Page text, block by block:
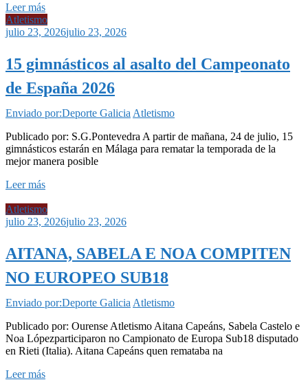
Leer más
Atletismo
julio 23, 2026julio 23, 2026
15 gimnásticos al asalto del Campeonato
de España 2026
Enviado por:Deporte Galicia Atletismo
Publicado por: S.G.Pontevedra A partir de mañana, 24 de julio, 15
gimnásticos estarán en Málaga para rematar la temporada de la
mejor manera posible
Leer más
Atletismo
julio 23, 2026julio 23, 2026
AITANA, SABELA E NOA COMPITEN
NO EUROPEO SUB18
Enviado por:Deporte Galicia Atletismo
Publicado por: Ourense Atletismo Aitana Capeáns, Sabela Castelo e
Noa Lópezparticiparon no Campionato de Europa Sub18 disputado
en Rieti (Italia). Aitana Capeáns quen remataba na
Leer más